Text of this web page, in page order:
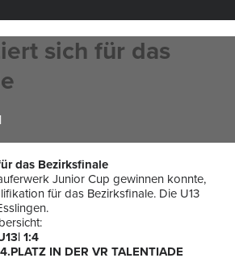
sich für das
Junior Cup gewinnen konnte,
für das Bezirksfinale. Die U13
1:4
IN DER VR TALENTIADE